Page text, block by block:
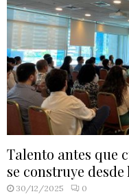
Talento antes que
se construye desde
30/12/2025 0